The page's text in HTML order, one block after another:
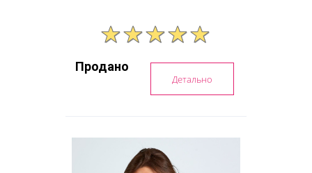
Продано
Детально